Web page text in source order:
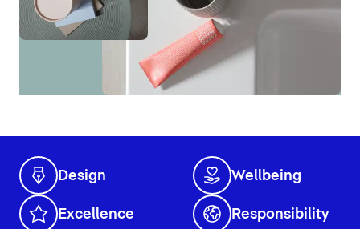
Design Wellbeing
Excellence Responsibility